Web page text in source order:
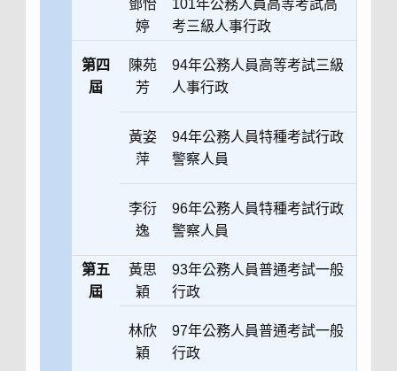
鄧怡
婷
101年公務人員高等考試高
考三級人事行政
第四
屆
陳苑
芳
94年公務人員高等考試三級
人事行政
黃姿
萍
94年公務人員特種考試行政
警察人員
李衍
逸
96年公務人員特種考試行政
警察人員
第五
屆
黃思
穎
93年公務人員普通考試一般
行政
林欣
穎
97年公務人員普通考試一般
行政